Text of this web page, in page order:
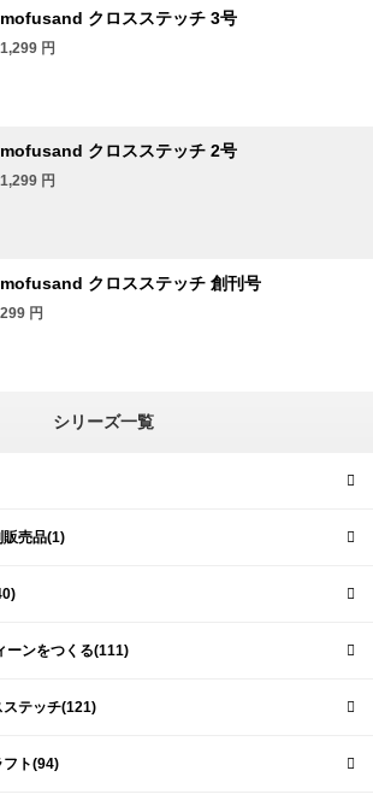
mofusand クロスステッチ 3号
1,299 円
mofusand クロスステッチ 2号
1,299 円
mofusand クロスステッチ 創刊号
299 円
シリーズ一覧
販売品(1)
ーンをつくる(111)
テッチ(121)
フト(94)